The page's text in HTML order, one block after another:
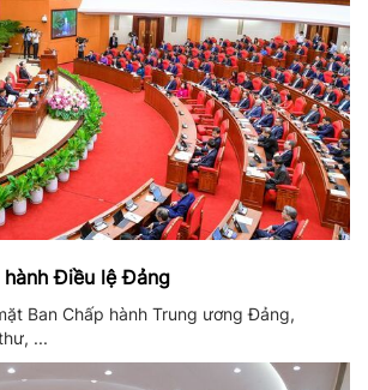
Điều lệ Đảng
Ban Chấp hành Trung ương Đảng,
...